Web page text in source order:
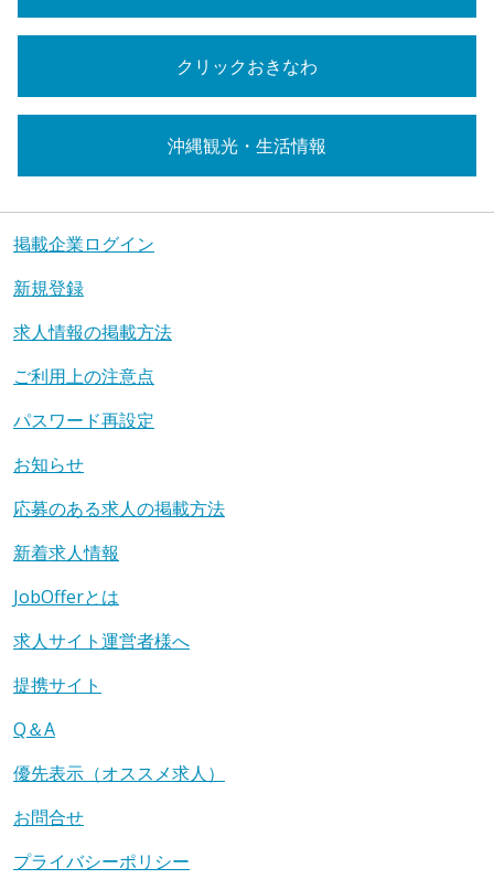
クリックおきなわ
沖縄観光・生活情報
掲載企業ログイン
新規登録
求人情報の掲載方法
ご利用上の注意点
パスワード再設定
お知らせ
応募のある求人の掲載方法
新着求人情報
JobOfferとは
求人サイト運営者様へ
提携サイト
Q＆A
優先表示（オススメ求人）
お問合せ
プライバシーポリシー